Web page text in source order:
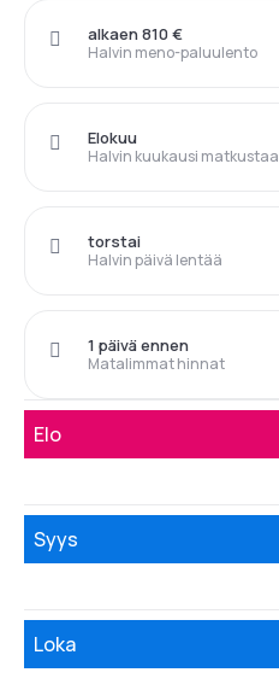
Halvin meno-paluulento
alkaen 810 €
Halvin kuukausi matkustaa
Elokuu
Halvin päivä lentää
torstai
Matalimmat hinnat
1 päivä ennen
Elo
Syys
Loka